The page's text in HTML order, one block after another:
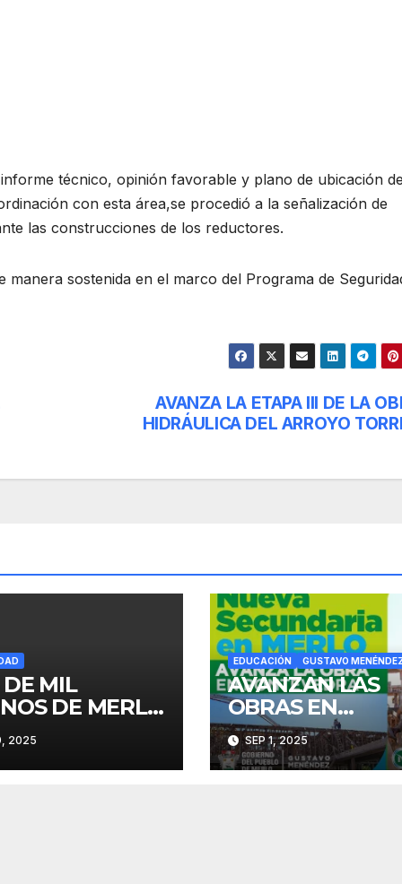
técnico, opinión favorable y plano de ubicación
con esta área,se procedió a la señalización de
las construcciones de los reductores.
sostenida en el marco del Programa de
AVANZA LA ETAPA III DE LA
HIDRÁULICA DEL ARROYO
DE MIL
DE MERLO
DE
2025
EDUCACIÓN GUSTAVO
AVANZAN LAS
OBRAS EN
ESCUELAS
SEP 1, 2025